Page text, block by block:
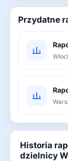
Przydatne
Historia
dzielnicy